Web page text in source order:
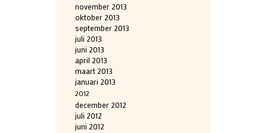
november 2013
oktober 2013
september 2013
juli 2013
juni 2013
april 2013
maart 2013
januari 2013
2012
december 2012
juli 2012
juni 2012